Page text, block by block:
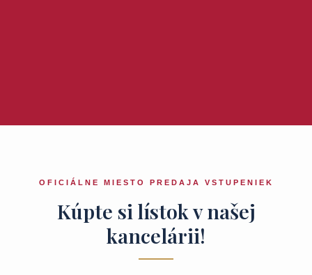
OFICIÁLNE MIESTO PREDAJA VSTUPENIEK
Kúpte si lístok v našej
kancelárii!